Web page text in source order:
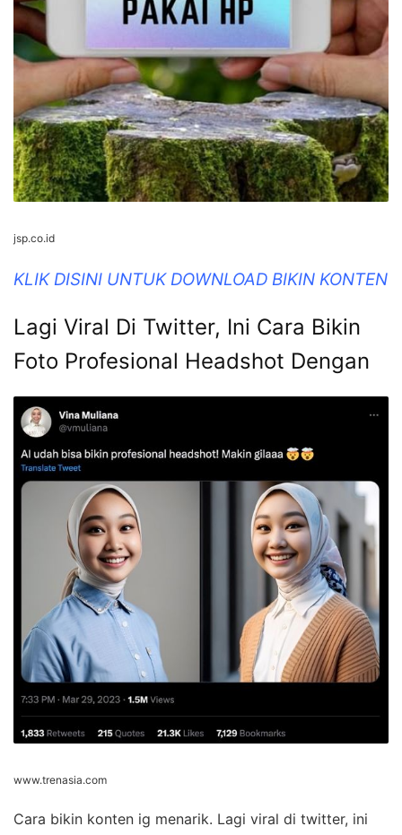
jsp.co.id
KLIK DISINI UNTUK DOWNLOAD BIKIN KONTEN
Lagi Viral Di Twitter, Ini Cara Bikin
Foto Profesional Headshot Dengan
www.trenasia.com
Cara bikin konten ig menarik. Lagi viral di twitter, ini